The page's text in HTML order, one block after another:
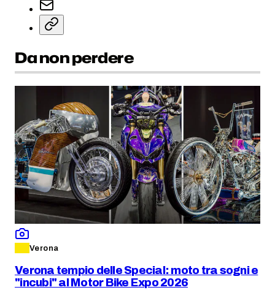
Da non perdere
Verona
Verona tempio delle Special: moto tra sogni e
"incubi" al Motor Bike Expo 2026